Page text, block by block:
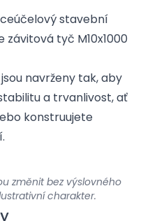
stavební
tyč M10x1000
navrženy tak, aby
a trvanlivost, ať
konstruujete
změnit bez výslovného
charakter.